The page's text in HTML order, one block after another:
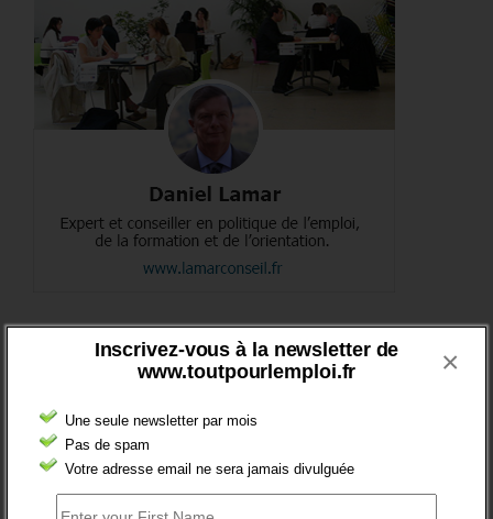
Inscrivez-vous à la newsletter de
www.toutpourlemploi.fr
Une seule newsletter par mois
Pas de spam
Votre adresse email ne sera jamais divulguée
×
DERNIERS TWEETS
Sorry, no Tweets were found.
COMMENTEZ LES ARTICLES DU BLOG